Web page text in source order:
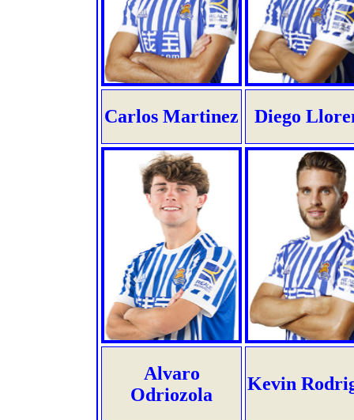
Carlos Martinez Diego
Alvaro
Odriozola
Kevin